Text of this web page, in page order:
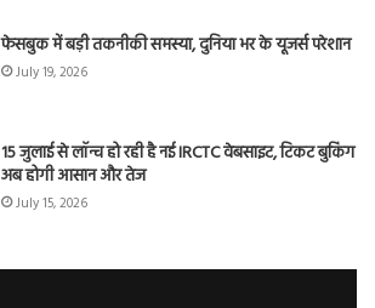
फेसबुक में बड़ी तकनीकी समस्या, दुनिया भर के यूजर्स परेशान
July 19, 2026
15 जुलाई से लॉन्च हो रही है नई IRCTC वेबसाइट, टिकट बुकिंग
अब होगी आसान और तेज
July 15, 2026